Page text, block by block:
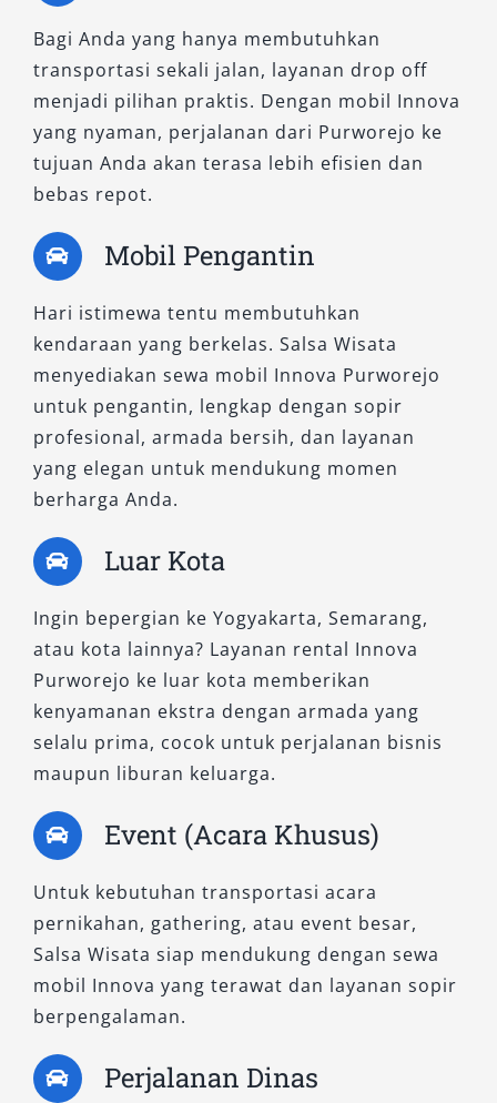
Bagi Anda yang hanya membutuhkan
transportasi sekali jalan, layanan drop off
menjadi pilihan praktis. Dengan mobil Innova
yang nyaman, perjalanan dari Purworejo ke
tujuan Anda akan terasa lebih efisien dan
bebas repot.
Mobil Pengantin
Hari istimewa tentu membutuhkan
kendaraan yang berkelas. Salsa Wisata
menyediakan sewa mobil Innova Purworejo
untuk pengantin, lengkap dengan sopir
profesional, armada bersih, dan layanan
yang elegan untuk mendukung momen
berharga Anda.
Luar Kota
Ingin bepergian ke Yogyakarta, Semarang,
atau kota lainnya? Layanan rental Innova
Purworejo ke luar kota memberikan
kenyamanan ekstra dengan armada yang
selalu prima, cocok untuk perjalanan bisnis
maupun liburan keluarga.
Event (Acara Khusus)
Untuk kebutuhan transportasi acara
pernikahan, gathering, atau event besar,
Salsa Wisata siap mendukung dengan sewa
mobil Innova yang terawat dan layanan sopir
berpengalaman.
Perjalanan Dinas